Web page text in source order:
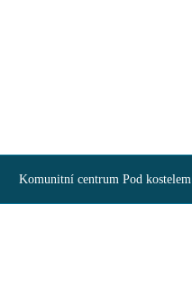
Komunitní centrum Pod kostelem